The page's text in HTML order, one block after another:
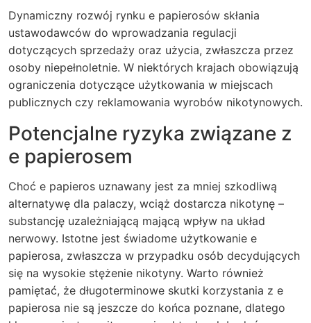
Dynamiczny rozwój rynku e papierosów skłania
ustawodawców do wprowadzania regulacji
dotyczących sprzedaży oraz użycia, zwłaszcza przez
osoby niepełnoletnie. W niektórych krajach obowiązują
ograniczenia dotyczące użytkowania w miejscach
publicznych czy reklamowania wyrobów nikotynowych.
Potencjalne ryzyka związane z
e papierosem
Choć e papieros uznawany jest za mniej szkodliwą
alternatywę dla palaczy, wciąż dostarcza nikotynę –
substancję uzależniającą mającą wpływ na układ
nerwowy. Istotne jest świadome użytkowanie e
papierosa, zwłaszcza w przypadku osób decydujących
się na wysokie stężenie nikotyny. Warto również
pamiętać, że długoterminowe skutki korzystania z e
papierosa nie są jeszcze do końca poznane, dlatego